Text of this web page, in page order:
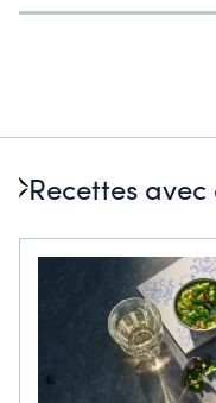
Recettes